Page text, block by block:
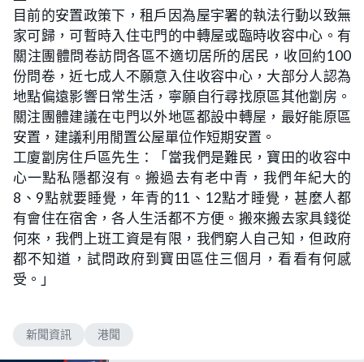
0
.
6
1
%
目前的安置政策下，租戶因為屋宇署的執法行動以致無
家可歸，可暫時入住屯門的中轉屋或臨時收容中心。有
關注團體問卷訪問各區不適切居所的居民，收回約100
份問卷，近七成人不願意入住收容中心，大部分人認為
地點偏遠影響日常生活，寧願自行尋找原區其他劏房。
關注團體建議在屯門以外地區都設中轉屋，最好能原區
安置，建議利用閒置公屋單位作短期安置。
工廈劏房住戶區先生：「當我們是難民，寶田的收容中
心一點私隱都沒有。搬過去有老中青，我們年紀大的
8、9點就要睡覺，年青的11、12點才睡覺，甚麼人都
有會住在宿舍，各人生活都不方便。搬來搬去家具錢從
何來，我們上班工資是有限，我們窮人自己知，但政府
都不知道，試問政府到寶田區住三個月，看看有何感
受。」
新聞資訊 港聞